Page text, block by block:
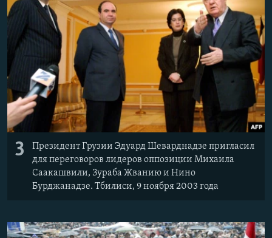
3
Президент Грузии Эдуард Шеварднадзе пригласил
для переговоров лидеров оппозиции Михаила
Саакашвили, Зураба Жванию и Нино
Бурджанадзе. Тбилиси, 9 ноября 2003 года